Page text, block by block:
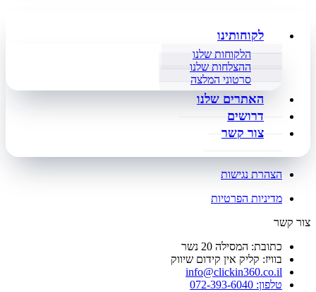
לקוחותינו
הלקוחות שלנו
ההצלחות שלנו
סרטוני המלצה
האתרים שלנו
דרושים
צור קשר
הצהרת נגישות
מדיניות הפרטיות
צור קשר
כתובת: המסילה 20 נשר
בוויז: קליק אין קידום שיווק
info@clickin360.co.il
טלפון: 072-393-6040